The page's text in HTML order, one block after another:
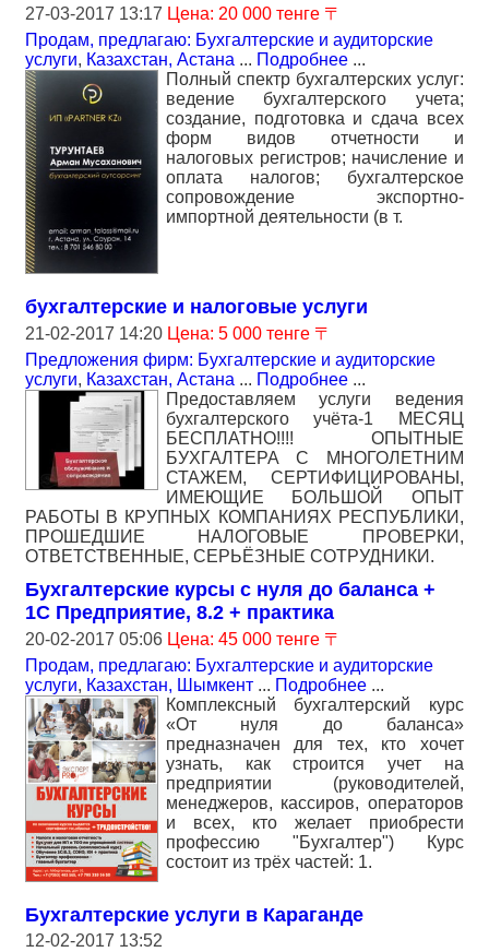
27-03-2017 13:17 Цена: 20 000 тенге 〒
Продам, предлагаю: Бухгалтерские и аудиторские
услуги, Казахстан, Астана ... Подробнее ...
Полный спектр бухгалтерских услуг:
ведение бухгалтерского учета;
создание, подготовка и сдача всех
форм видов отчетности и
налоговых регистров; начисление и
оплата налогов; бухгалтерское
сопровождение экспортно-
импортной деятельности (в т.
бухгалтерские и налоговые услуги
21-02-2017 14:20 Цена: 5 000 тенге 〒
Предложения фирм: Бухгалтерские и аудиторские
услуги, Казахстан, Астана ... Подробнее ...
Предоставляем услуги ведения
бухгалтерского учёта-1 МЕСЯЦ
БЕСПЛАТНО!!!! ОПЫТНЫЕ
БУХГАЛТЕРА С МНОГОЛЕТНИМ
СТАЖЕМ, СЕРТИФИЦИРОВАНЫ,
ИМЕЮЩИЕ БОЛЬШОЙ ОПЫТ
РАБОТЫ В КРУПНЫХ КОМПАНИЯХ РЕСПУБЛИКИ,
ПРОШЕДШИЕ НАЛОГОВЫЕ ПРОВЕРКИ,
ОТВЕТСТВЕННЫЕ, СЕРЬЁЗНЫЕ СОТРУДНИКИ.
Бухгалтерские курсы с нуля до баланса +
1С Предприятие, 8.2 + практика
20-02-2017 05:06 Цена: 45 000 тенге 〒
Продам, предлагаю: Бухгалтерские и аудиторские
услуги, Казахстан, Шымкент ... Подробнее ...
Комплексный бухгалтерский курс
«От нуля до баланса»
предназначен для тех, кто хочет
узнать, как строится учет на
предприятии (руководителей,
менеджеров, кассиров, операторов
и всех, кто желает приобрести
профессию "Бухгалтер") Курс
состоит из трёх частей: 1.
Бухгалтерские услуги в Караганде
12-02-2017 13:52